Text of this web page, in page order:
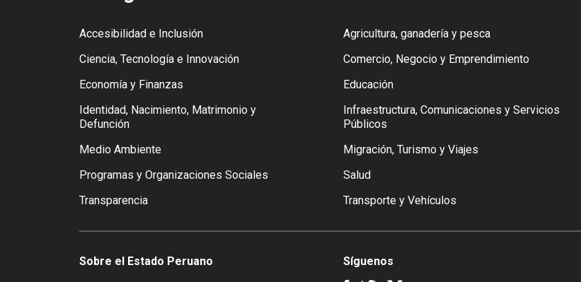
Accesibilidad e Inclusión Agricultura, ganadería y pesca
Ciencia, Tecnología e Innovación
Comercio, Negocio y Emprendimiento
Economía y Finanzas
Educación
Identidad, Nacimiento, Matrimonio y
Defunción
Infraestructura, Comunicaciones y Servicios
Públicos
Medio Ambiente Migración, Turismo y Viajes
Programas y Organizaciones Sociales
Salud
Transparencia
Transporte y Vehículos
Sobre el Estado Peruano Síguenos